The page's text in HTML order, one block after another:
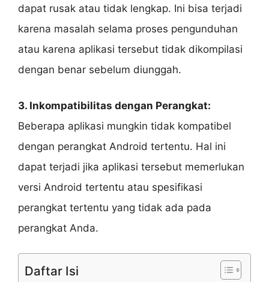
dapat rusak atau tidak lengkap. Ini bisa terjadi
karena masalah selama proses pengunduhan
atau karena aplikasi tersebut tidak dikompilasi
dengan benar sebelum diunggah.
3. Inkompatibilitas dengan Perangkat:
Beberapa aplikasi mungkin tidak kompatibel
dengan perangkat Android tertentu. Hal ini
dapat terjadi jika aplikasi tersebut memerlukan
versi Android tertentu atau spesifikasi
perangkat tertentu yang tidak ada pada
perangkat Anda.
Daftar Isi